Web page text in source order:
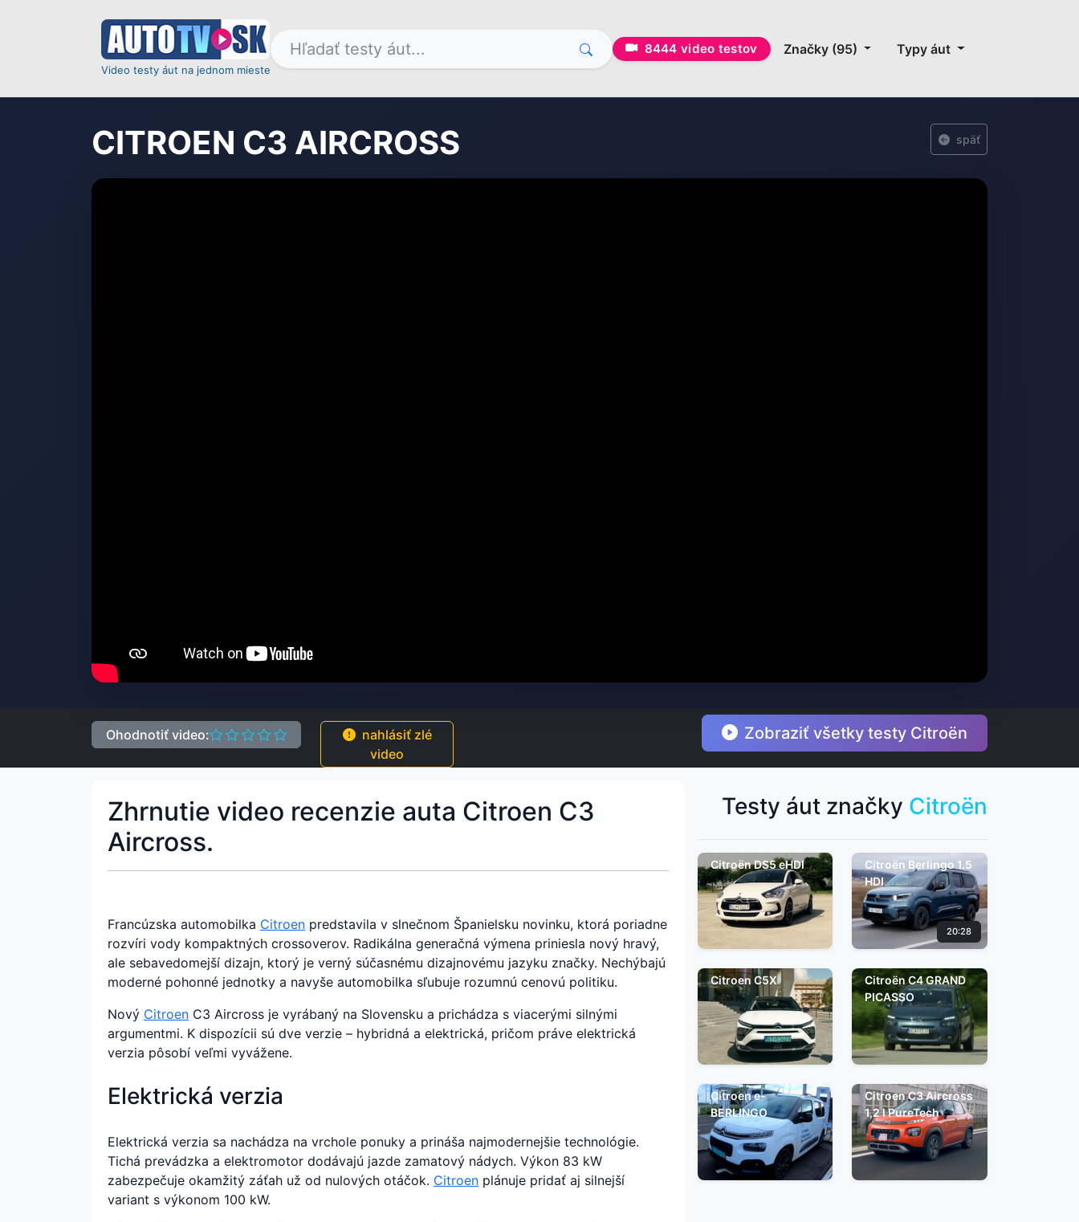
Video testy áut na jednom mieste
8444 video testov Značky (95) Typy áut
CITROEN C3 AIRCROSS späť
Ohodnotiť video:
nahlásiť zlé
video
Zobraziť všetky testy Citroën
Zhrnutie video recenzie auta Citroen C3
Aircross.
Francúzska automobilka Citroen predstavila v slnečnom Španielsku novinku, ktorá poriadne
rozvíri vody kompaktných crossoverov. Radikálna generačná výmena priniesla nový hravý,
ale sebavedomejší dizajn, ktorý je verný súčasnému dizajnovému jazyku značky. Nechýbajú
moderné pohonné jednotky a navyše automobilka sľubuje rozumnú cenovú politiku.
Nový Citroen C3 Aircross je vyrábaný na Slovensku a prichádza s viacerými silnými
argumentmi. K dispozícii sú dve verzie – hybridná a elektrická, pričom práve elektrická
verzia pôsobí veľmi vyvážene.
Elektrická verzia
Elektrická verzia sa nachádza na vrchole ponuky a prináša najmodernejšie technológie.
Tichá prevádzka a elektromotor dodávajú jazde zamatový nádych. Výkon 83 kW
zabezpečuje okamžitý záťah už od nulových otáčok. Citroen plánuje pridať aj silnejší
variant s výkonom 100 kW.
Testy áut značky Citroën
Citroën DS5 eHDI
Citroën Berlingo 1.5
HDI
20:28
Citroen C5X
Citroën C4 GRAND
PICASSO
Citroen e-
BERLINGO
Citroen C3 Aircross
1,2 l PureTech